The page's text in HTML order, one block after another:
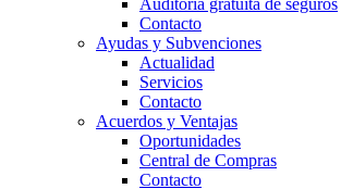
Auditoría gratuita de seguros
Contacto
Ayudas y Subvenciones
Actualidad
Servicios
Contacto
Acuerdos y Ventajas
Oportunidades
Central de Compras
Contacto